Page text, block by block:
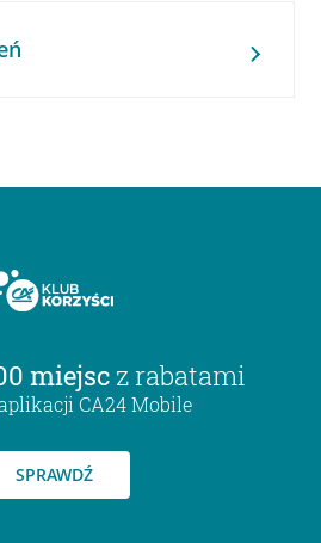
miejsc z rabatami
CA24 Mobile
SPRAWDŹ